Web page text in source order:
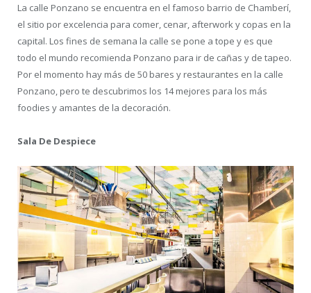
La calle Ponzano se encuentra en el famoso barrio de Chamberí,
el sitio por excelencia para comer, cenar, afterwork y copas en la
capital. Los fines de semana la calle se pone a tope y es que
todo el mundo recomienda Ponzano para ir de cañas y de tapeo.
Por el momento hay más de 50 bares y restaurantes en la calle
Ponzano, pero te descubrimos los 14 mejores para los más
foodies y amantes de la decoración.
Sala De Despiece